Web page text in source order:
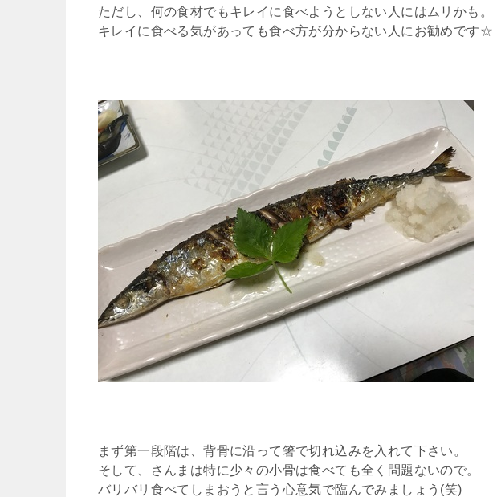
ただし、何の食材でもキレイに食べようとしない人にはムリかも。
キレイに食べる気があっても食べ方が分からない人にお勧めです☆
まず第一段階は、背骨に沿って箸で切れ込みを入れて下さい。
そして、さんまは特に少々の小骨は食べても全く問題ないので。
バリバリ食べてしまおうと言う心意気で臨んでみましょう(笑)